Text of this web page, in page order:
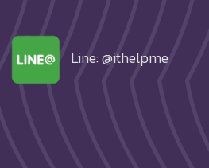
Line: @ithelpme